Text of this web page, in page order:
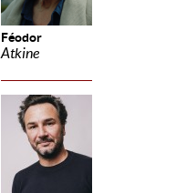
Féodor
Atkine